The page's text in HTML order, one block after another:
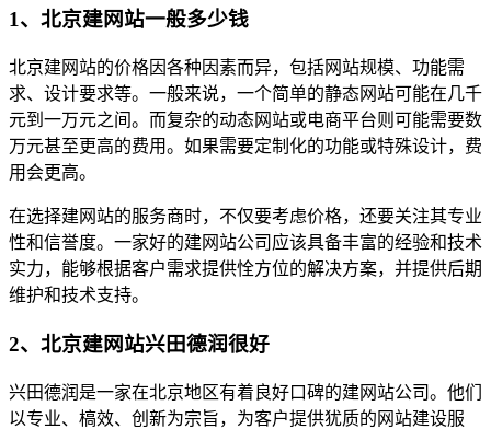
1、北京建网站一般多少钱
北京建网站的价格因各种因素而异，包括网站规模、功能需
求、设计要求等。一般来说，一个简单的静态网站可能在几千
元到一万元之间。而复杂的动态网站或电商平台则可能需要数
万元甚至更高的费用。如果需要定制化的功能或特殊设计，费
用会更高。
在选择建网站的服务商时，不仅要考虑价格，还要关注其专业
性和信誉度。一家好的建网站公司应该具备丰富的经验和技术
实力，能够根据客户需求提供恮方位的解决方案，并提供后期
维护和技术支持。
2、北京建网站兴田德润很好
兴田德润是一家在北京地区有着良好口碑的建网站公司。他们
以专业、槁效、创新为宗旨，为客户提供犹质的网站建设服